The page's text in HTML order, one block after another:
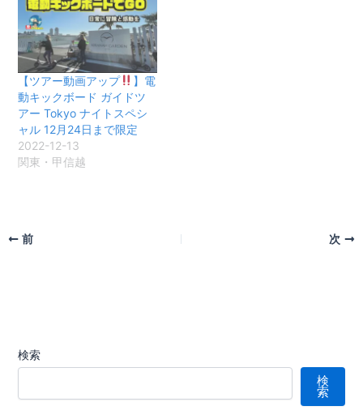
【ツアー動画アップ
】電
動キックボード ガイドツ
アー Tokyo ナイトスペシ
ャル 12月24日まで限定
2022-12-13
関東・甲信越
前 次
検索
検
索